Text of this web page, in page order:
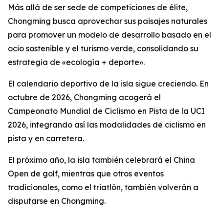
Más allá de ser sede de competiciones de élite,
Chongming busca aprovechar sus paisajes naturales
para promover un modelo de desarrollo basado en el
ocio sostenible y el turismo verde, consolidando su
estrategia de «ecología + deporte».
El calendario deportivo de la isla sigue creciendo. En
octubre de 2026, Chongming acogerá el
Campeonato Mundial de Ciclismo en Pista de la UCI
2026, integrando así las modalidades de ciclismo en
pista y en carretera.
El próximo año, la isla también celebrará el China
Open de golf, mientras que otros eventos
tradicionales, como el triatlón, también volverán a
disputarse en Chongming.